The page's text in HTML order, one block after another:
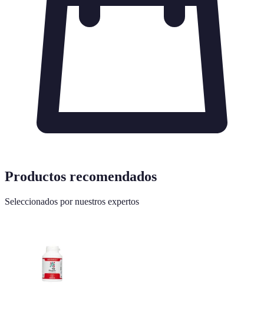
Productos recomendados
Seleccionados por nuestros expertos